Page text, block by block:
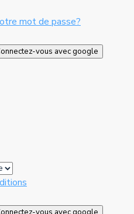
mot de passe?
vous avec google